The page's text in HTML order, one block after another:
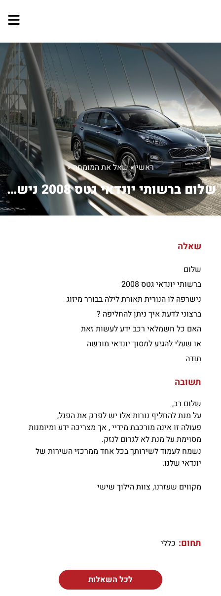
ראשי»שאל את המומחה»
שלום ברשותי יונדאי גטס 2008 נישרפה ...
שאלה
שלום
ברשותי יונדאי גטס 2008
נישרפה לו הנורית תאורת לילה בבורר מיזוג
ברצוני לדעת איך ניתן להחליפה ?
האם כל חשמלאי רכב ידע לעשות זאת
או שעלי להגיע למסוך יונדאי מורשה
תודה
תשובה
שלום רב,
על מנת להחליף נורות אלו יש לפרק את הפנל,
פעולה זו אינה מורכבת מידיי , אך מצריכה ידע ומיומנות
מסוימת על מנת לא לגרום לנזק.
נשמח לעמוד לשירותך בכל אחד ממרכזי השירות של
יונדאי שלנו.
מקווים שעזרנו, צוות הילוך שישי
תחום: כללי
לכל השאלות